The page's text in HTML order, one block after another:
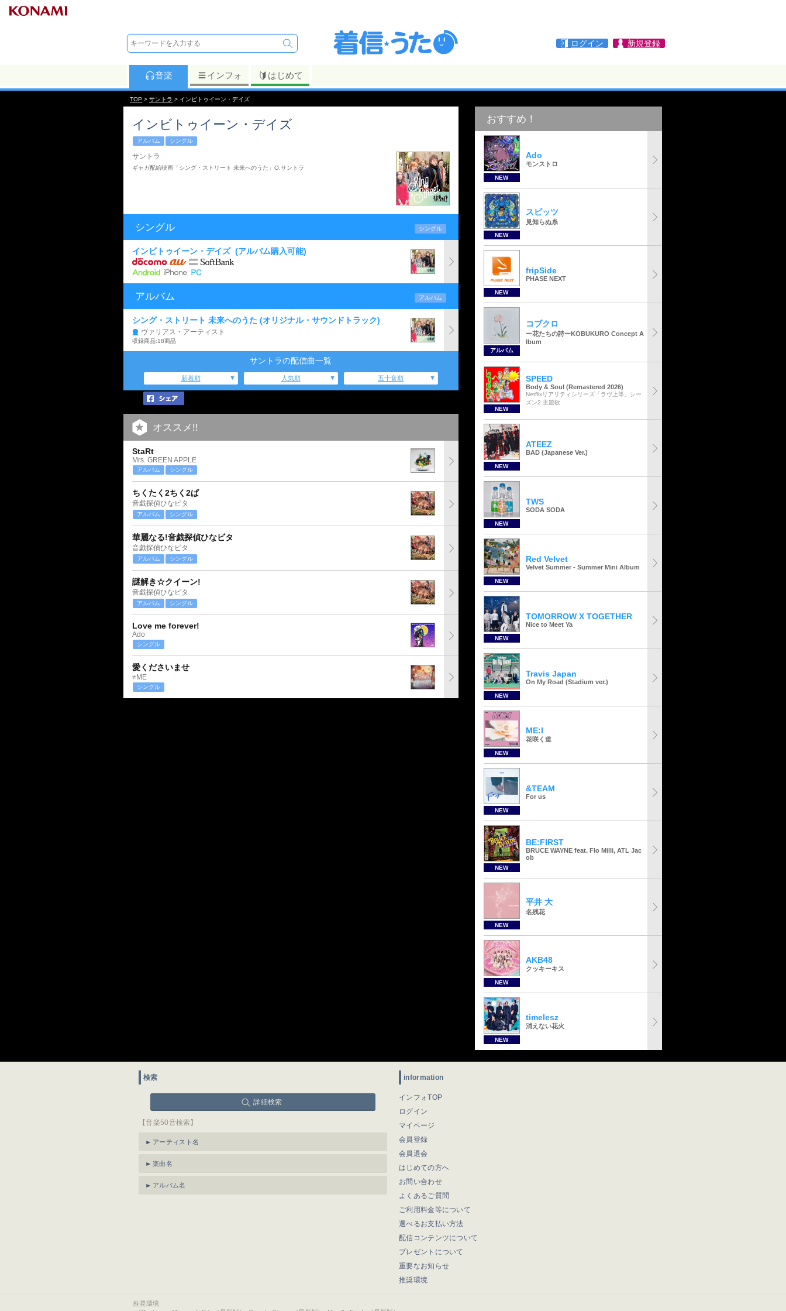
ログイン 新規登録
音楽 インフォ はじめて
TOP > サントラ > インビトゥイーン・デイズ
インビトゥイーン・デイズ
アルバム シングル
サントラ
ギャガ配給映画「シング・ストリート 未来へのうた」O.サントラ
シングル シングル
インビトゥイーン・デイズ (アルバム購入可能)
アルバム アルバム
シング・ストリート 未来へのうた (オリジナル・サウンドトラック)
ヴァリアス・アーティスト
収録商品:18商品
サントラの配信曲一覧
新着順 人気順 五十音順
オススメ!!
StaRt
Mrs. GREEN APPLE
アルバム シングル
ちくたく2ちく2ぱ
音戯探偵ひなビタ
アルバム シングル
華麗なる!音戯探偵ひなビタ
音戯探偵ひなビタ
アルバム シングル
謎解き☆クイーン!
音戯探偵ひなビタ
アルバム シングル
Love me forever!
Ado
シングル
愛くださいませ
≠ME
シングル
おすすめ！
NEW
Ado
モンストロ
NEW
スピッツ
見知らぬ糸
NEW
fripSide
PHASE NEXT
アルバム
コブクロ
ー花たちの詩ーKOBUKURO Concept A
lbum
NEW
SPEED
Body & Soul (Remastered 2026)
Netflixリアリティシリーズ「ラヴ上等」シー
ズン2 主題歌
NEW
ATEEZ
BAD (Japanese Ver.)
NEW
TWS
SODA SODA
NEW
Red Velvet
Velvet Summer - Summer Mini Album
NEW
TOMORROW X TOGETHER
Nice to Meet Ya
NEW
Travis Japan
On My Road (Stadium ver.)
NEW
ME:I
花咲く道
NEW
&TEAM
For us
NEW
BE:FIRST
BRUCE WAYNE feat. Flo Milli, ATL Jac
ob
NEW
平井 大
名残花
NEW
AKB48
クッキーキス
NEW
timelesz
消えない花火
検索
詳細検索
【音楽50音検索】
アーティスト名
楽曲名
アルバム名
information
インフォTOP
ログイン
マイページ
会員登録
会員退会
はじめての方へ
お問い合わせ
よくあるご質問
ご利用料金等について
選べるお支払い方法
配信コンテンツについて
プレゼントについて
重要なお知らせ
推奨環境
推奨環境